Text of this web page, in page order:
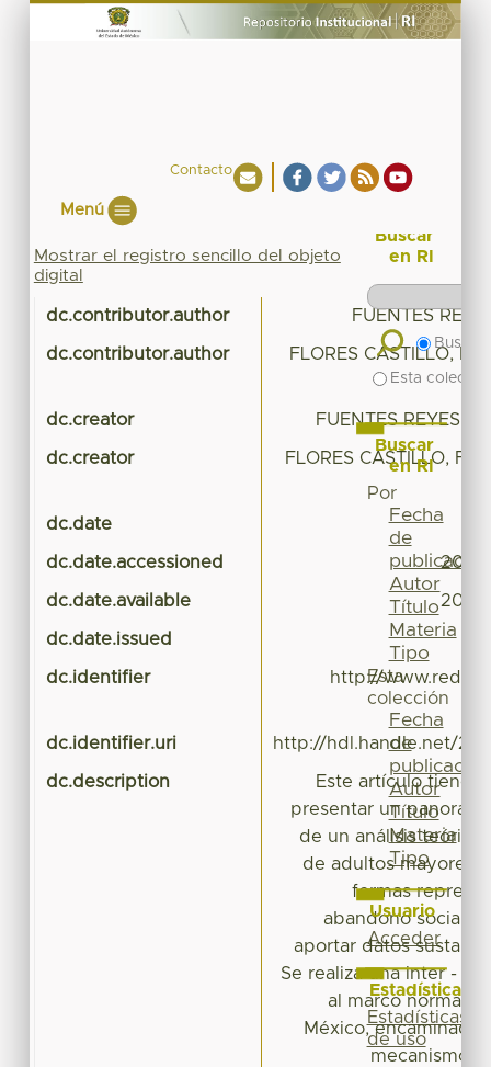
Contacto
Menú
Mostrar el registro sencillo del objeto
digital
dc.contributor.author FUENTES
dc.contributor.author FLORES CASTILLO,
dc.creator FUENTES REYES,
dc.creator FLORES CASTILLO,
dc.date
dc.date.accessioned
dc.date.available
dc.date.issued
dc.identifier http://
dc.identifier.uri http://hdl.handle.net/
dc.description
Este artículo tiene
presentar un
de un análisis teórico
de adultos mayores
formas
abandono social,
aportar datos
Se realiza una inter -
al marco
México, encaminada
mecanismos
Buscar
en RI
Buscar
Esta
Buscar
en RI
Por
Fecha
de
publicación
Autor
Título
Materia
Tipo
Esta
colección
Fecha
de
publicación
Autor
Título
Materia
Tipo
Usuario
Acceder
Estadísticas
Estadísticas
de uso